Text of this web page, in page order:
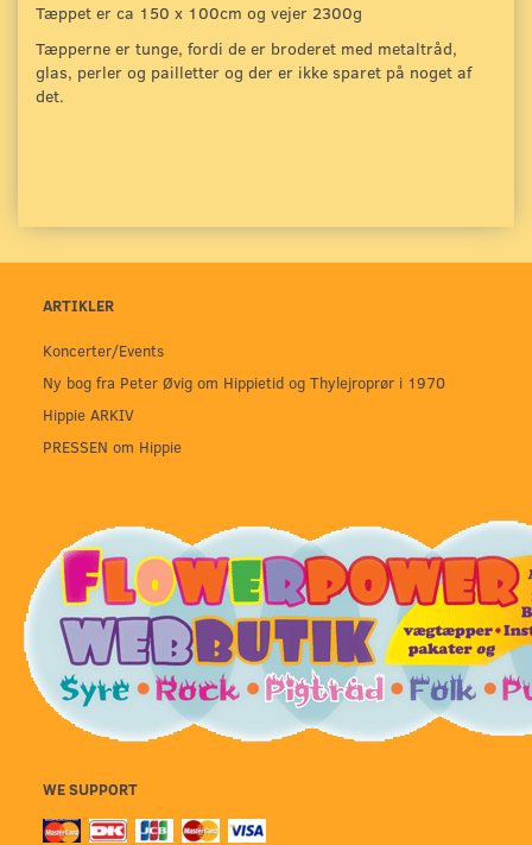
Tæppet er ca 150 x 100cm og vejer 2300g
Tæpperne er tunge, fordi de er broderet med metaltråd,
glas, perler og pailletter og der er ikke sparet på noget af
det.
ARTIKLER
Koncerter/Events
Ny bog fra Peter Øvig om Hippietid og Thylejroprør i 1970
Hippie ARKIV
PRESSEN om Hippie
WE SUPPORT